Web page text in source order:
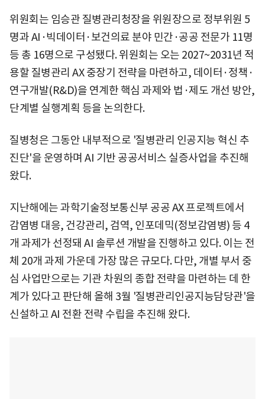
위원회는 임승관 질병관리청장을 위원장으로 정부위원 5
명과 AI·빅데이터·보건의료 분야 민간·공공 전문가 11명
등 총 16명으로 구성됐다. 위원회는 오는 2027~2031년 적
용할 질병관리 AX 중장기 전략을 마련하고, 데이터·정책·
연구개발(R&D)을 연계한 핵심 과제와 법·제도 개선 방안,
단계별 실행계획 등을 논의한다.
질병청은 그동안 내부적으로 '질병관리 인공지능 혁신 추
진단'을 운영하며 AI 기반 공공서비스 실증사업을 추진해
왔다.
지난해에는 과학기술정보통신부 공공 AX 프로젝트에서
감염병 대응, 건강관리, 검역, 인포데믹(정보감염병) 등 4
개 과제가 선정돼 AI 솔루션 개발을 진행하고 있다. 이는 전
체 20개 과제 가운데 가장 많은 규모다. 다만, 개별 부서 중
심 사업만으로는 기관 차원의 종합 전략을 마련하는 데 한
계가 있다고 판단해 올해 3월 '질병관리인공지능담당관'을
신설하고 AI 전환 전략 수립을 추진해 왔다.